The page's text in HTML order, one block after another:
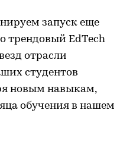
запуск еще
трендовый EdTech
отрасли
студентов
новым навыкам,
обучения в нашем